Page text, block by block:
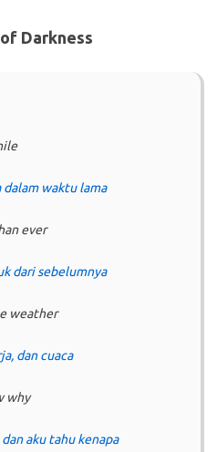
Darkness
waktu lama
ever
dari sebelumnya
weather
dan cuaca
why
aku tahu kenapa